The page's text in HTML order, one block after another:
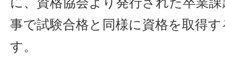
事で試験合格と同様に資格を取得
す。